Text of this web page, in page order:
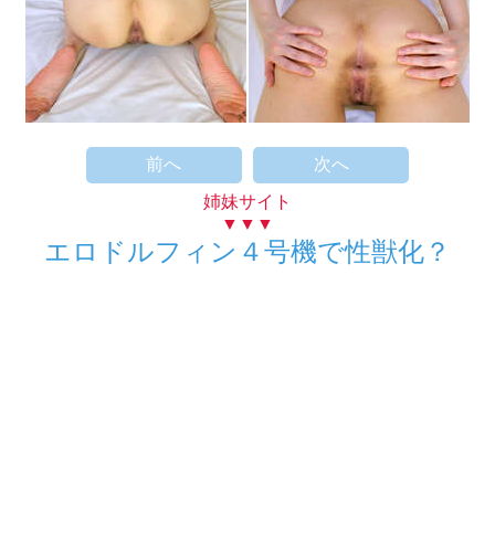
前へ
次へ
姉妹サイト
▼▼▼
エロドルフィン４号機で性獣化？